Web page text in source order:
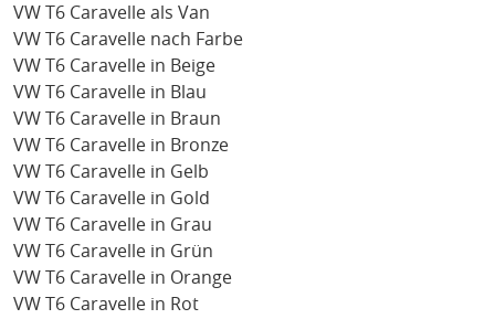
VW T6 Caravelle als Van
VW T6 Caravelle nach Farbe
VW T6 Caravelle in Beige
VW T6 Caravelle in Blau
VW T6 Caravelle in Braun
VW T6 Caravelle in Bronze
VW T6 Caravelle in Gelb
VW T6 Caravelle in Gold
VW T6 Caravelle in Grau
VW T6 Caravelle in Grün
VW T6 Caravelle in Orange
VW T6 Caravelle in Rot